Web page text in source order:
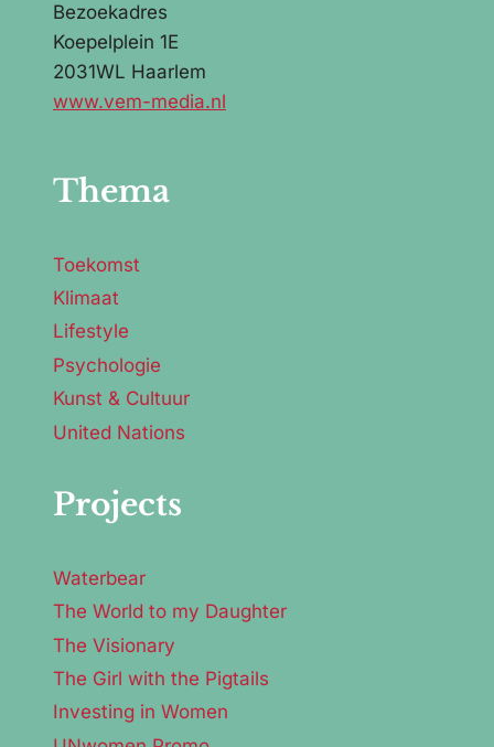
Bezoekadres
Koepelplein 1E
2031WL Haarlem
www.vem-media.nl
Thema
Toekomst
Klimaat
Lifestyle
Psychologie
Kunst & Cultuur
United Nations
Projects
Waterbear
The World to my Daughter
The Visionary
The Girl with the Pigtails
Investing in Women